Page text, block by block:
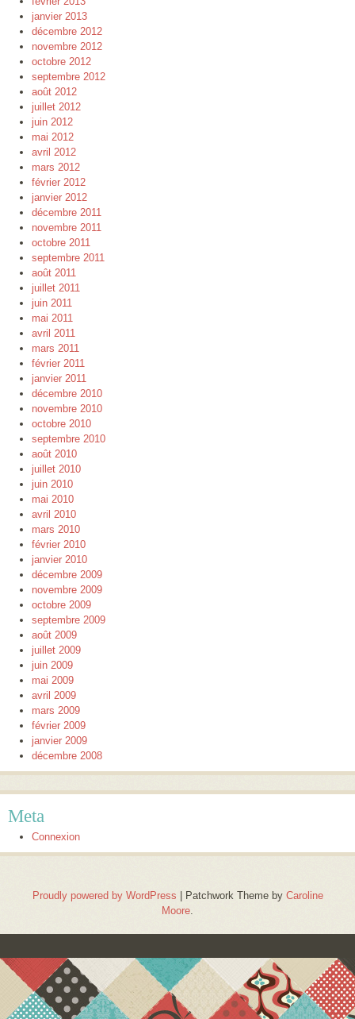
janvier 2013
décembre 2012
novembre 2012
octobre 2012
septembre 2012
août 2012
juillet 2012
juin 2012
mai 2012
avril 2012
mars 2012
février 2012
janvier 2012
décembre 2011
novembre 2011
octobre 2011
septembre 2011
août 2011
juillet 2011
juin 2011
mai 2011
avril 2011
mars 2011
février 2011
janvier 2011
décembre 2010
novembre 2010
octobre 2010
septembre 2010
août 2010
juillet 2010
juin 2010
mai 2010
avril 2010
mars 2010
février 2010
janvier 2010
décembre 2009
novembre 2009
octobre 2009
septembre 2009
août 2009
juillet 2009
juin 2009
mai 2009
avril 2009
mars 2009
février 2009
janvier 2009
décembre 2008
Meta
Connexion
Proudly powered by WordPress | Patchwork Theme by Caroline
Moore